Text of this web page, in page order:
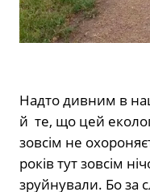
Надто дивним в
й те, що цей
зовсім не
років тут зовсім
зруйнували. Бо за